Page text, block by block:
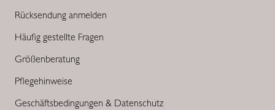
Rücksendung anmelden
Häufig gestellte Fragen
Größenberatung
Pflegehinweise
Geschäftsbedingungen & Datenschutz